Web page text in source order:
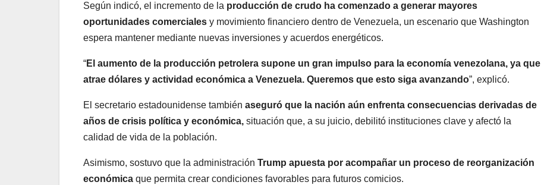
Según indicó, el incremento de la producción de crudo ha comenzado a generar mayores
oportunidades comerciales y movimiento financiero dentro de Venezuela, un escenario que Washington
espera mantener mediante nuevas inversiones y acuerdos energéticos.
“El aumento de la producción petrolera supone un gran impulso para la economía venezolana, ya que
atrae dólares y actividad económica a Venezuela. Queremos que esto siga avanzando”, explicó.
El secretario estadounidense también aseguró que la nación aún enfrenta consecuencias derivadas de
años de crisis política y económica, situación que, a su juicio, debilitó instituciones clave y afectó la
calidad de vida de la población.
Asimismo, sostuvo que la administración Trump apuesta por acompañar un proceso de reorganización
económica que permita crear condiciones favorables para futuros comicios.